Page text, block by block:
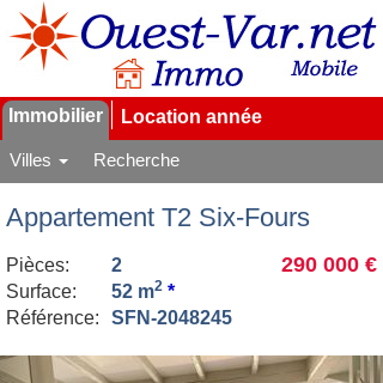
Immobilier Location année
Villes Recherche
Appartement T2 Six-Fours
290 000 €
Pièces:
2
Surface:
52 m2 *
Référence:
SFN-2048245